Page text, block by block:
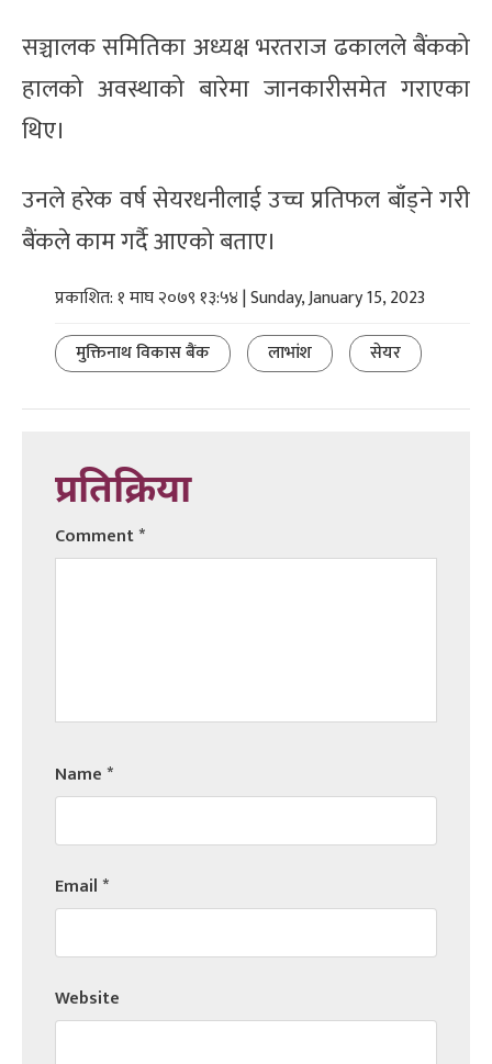
सञ्चालक समितिका अध्यक्ष भरतराज ढकालले बैंकको
हालको अवस्थाको बारेमा जानकारीसमेत गराएका
थिए।
उनले हरेक वर्ष सेयरधनीलाई उच्च प्रतिफल बाँड्ने गरी
बैंकले काम गर्दै आएको बताए।
प्रकाशित: १ माघ २०७९ १३:५४ | Sunday, January 15, 2023
मुक्तिनाथ विकास बैंक
लाभांश सेयर
प्रतिक्रिया
Comment*
Name*
Email*
Website